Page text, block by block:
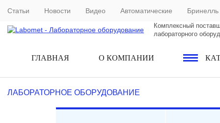
Статьи Новости Видео Автоматические Бринелль
Комплексный
лабораторного
ГЛАВНАЯ О КОМПАНИИ
ЛАБОРАТОРНОЕ ОБОРУДОВАНИЕ